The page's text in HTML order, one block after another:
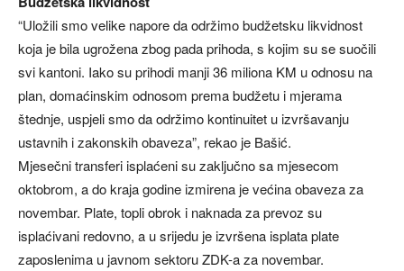
“Uložili smo velike napore da održimo budžetsku likvidnost
koja je bila ugrožena zbog pada prihoda, s kojim su se suočili
svi kantoni. Iako su prihodi manji 36 miliona KM u odnosu na
plan, domaćinskim odnosom prema budžetu i mjerama
štednje, uspjeli smo da održimo kontinuitet u izvršavanju
ustavnih i zakonskih obaveza”, rekao je Bašić.
Mjesečni transferi isplaćeni su zaključno sa mjesecom
oktobrom, a do kraja godine izmirena je većina obaveza za
novembar. Plate, topli obrok i naknada za prevoz su
isplaćivani redovno, a u srijedu je izvršena isplata plate
zaposlenima u javnom sektoru ZDK-a za novembar.